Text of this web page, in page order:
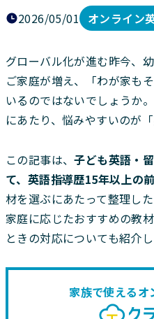
2026/05/01
オンライン
グローバル化が進む昨今、
ご家庭が増え、「わが家も
いるのではないでしょうか
にあたり、悩みやすいのが
この記事は、子ども英語・
て、英語指導歴15年以上の
材を選ぶにあたって整理し
家庭に応じたおすすめの教
ときの対応についても紹介し
家族で使えるオ